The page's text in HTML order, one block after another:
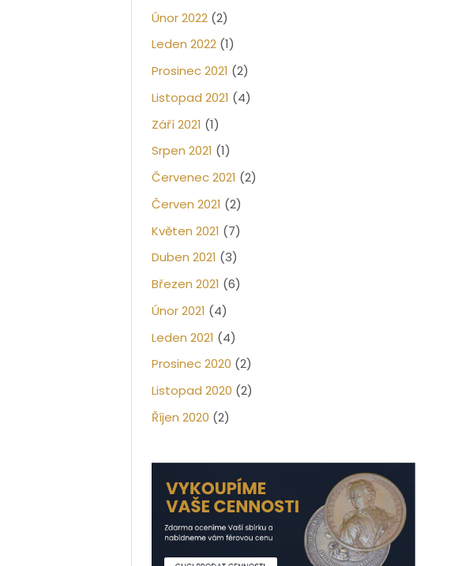
Únor 2022 (2)
Leden 2022 (1)
Prosinec 2021 (2)
Listopad 2021 (4)
Září 2021 (1)
Srpen 2021 (1)
Červenec 2021 (2)
Červen 2021 (2)
Květen 2021 (7)
Duben 2021 (3)
Březen 2021 (6)
Únor 2021 (4)
Leden 2021 (4)
Prosinec 2020 (2)
Listopad 2020 (2)
Říjen 2020 (2)